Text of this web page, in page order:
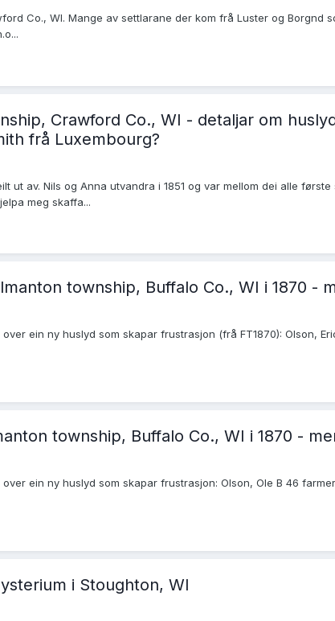
Co., WI. Mange av settlarane der kom frå Luster og Borgnd
Crawford Co., WI - detaljar om
frå Luxembourg?
av. Nils og Anna utvandra i 1851 og var mellom dei alle første
meg skaffa...
township, Buffalo Co., WI i 1870 -
ein ny huslyd som skapar frustrasjon (frå FT1870): Olson,
township, Buffalo Co., WI i 1870 -
ein ny huslyd som skapar frustrasjon: Olson, Ole B 46
i Stoughton, WI